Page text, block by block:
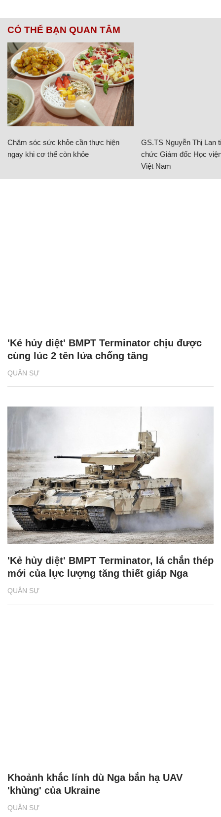
CÓ THỂ BẠN QUAN TÂM
Chăm sóc sức khỏe cần thực hiện
ngay khi cơ thể còn khỏe
GS.TS Nguyễn Thị Lan
chức Giám đốc Học
Việt Nam
QUÂN SỰ
'Kẻ hủy diệt' BMPT Terminator chịu được
cùng lúc 2 tên lửa chống tăng
QUÂN SỰ
'Kẻ hủy diệt' BMPT Terminator, lá chắn thép
mới của lực lượng tăng thiết giáp Nga
QUÂN SỰ
Khoảnh khắc lính dù Nga bắn hạ UAV
'khủng' của Ukraine